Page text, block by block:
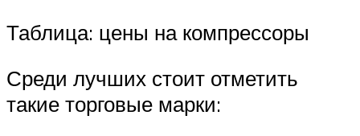
Таблица: цены на компрессоры
Среди лучших стоит отметить
такие торговые марки: